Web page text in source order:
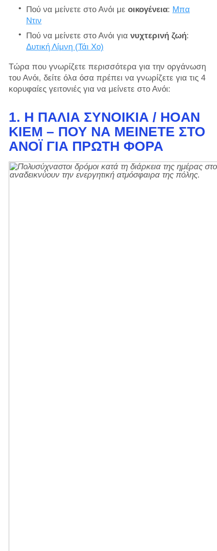
Πού να μείνετε στο Ανόι με οικογένεια: Μπα
Ντιν
Πού να μείνετε στο Ανόι για νυχτερινή ζωή:
Δυτική Λίμνη (Τάι Χο)
Τώρα που γνωρίζετε περισσότερα για την οργάνωση
του Ανόι, δείτε όλα όσα πρέπει να γνωρίζετε για τις 4
κορυφαίες γειτονιές για να μείνετε στο Ανόι:
1. Η ΠΑΛΙΆ ΣΥΝΟΙΚΊΑ / HOAN
KIEM – ΠΟΎ ΝΑ ΜΕΊΝΕΤΕ ΣΤΟ
ΑΝΌΙ ΓΙΑ ΠΡΏΤΗ ΦΟΡΆ